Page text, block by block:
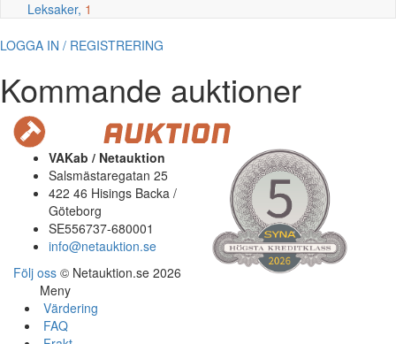
Leksaker, 1
LOGGA IN / REGISTRERING
Kommande auktioner
VAKab / Netauktion
Salsmästaregatan 25
422 46 Hisings Backa /
Göteborg
SE556737-680001
info@netauktion.se
Följ oss © Netauktion.se 2026
Meny
Värdering
FAQ